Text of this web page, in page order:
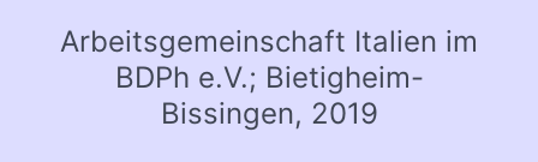
Arbeitsgemeinschaft Italien im
BDPh e.V.; Bietigheim-
Bissingen, 2019